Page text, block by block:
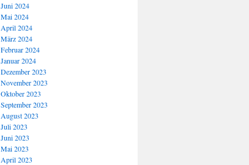
Juni 2024
Mai 2024
April 2024
März 2024
Februar 2024
Januar 2024
Dezember 2023
November 2023
Oktober 2023
September 2023
August 2023
Juli 2023
Juni 2023
Mai 2023
April 2023